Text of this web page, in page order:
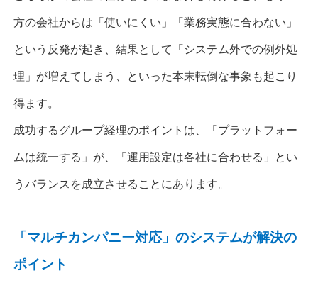
方の会社からは「使いにくい」「業務実態に合わない」
という反発が起き、結果として「システム外での例外処
理」が増えてしまう、といった本末転倒な事象も起こり
得ます。
成功するグループ経理のポイントは、「プラットフォー
ムは統一する」が、「運用設定は各社に合わせる」とい
うバランスを成立させることにあります。
「マルチカンパニー対応」のシステムが解決の
ポイント